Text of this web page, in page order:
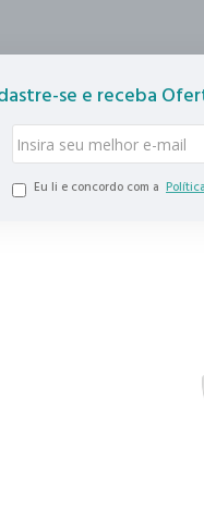
se e receba
Eu li e concordo com a